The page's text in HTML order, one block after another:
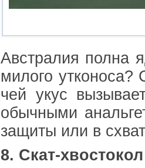
Австралия полна
милого
чей укус
обычными
защиты или в
8. Скат-хвостокол